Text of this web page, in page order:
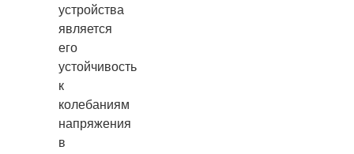
устройства
является
его
устойчивость
к
колебаниям
напряжения
в